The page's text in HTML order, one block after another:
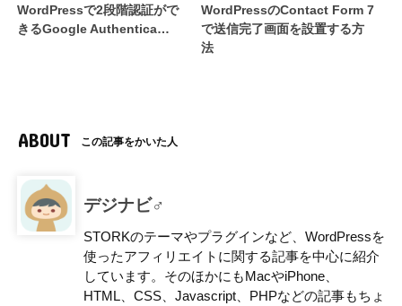
WordPressで2段階認証がで
きるGoogle Authentica…
WordPressのContact Form 7
で送信完了画面を設置する方
法
ABOUT この記事をかいた人
デジナビ♂
STORKのテーマやプラグインなど、WordPressを
使ったアフィリエイトに関する記事を中心に紹介
しています。そのほかにもMacやiPhone、
HTML、CSS、Javascript、PHPなどの記事もちょ